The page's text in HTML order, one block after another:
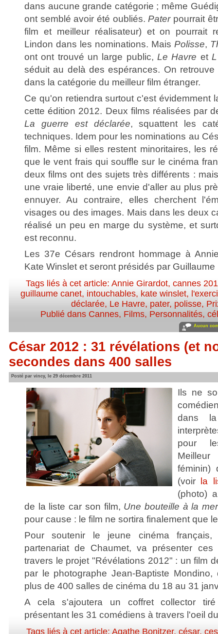
dans aucune grande catégorie ; même
ont semblé avoir été oubliés.Paterpourrait
film et meilleur réalisateur) et on pourrait
Lindon dans les nominations. Mais Polisse,
ont ont trouvé un large public, Le Havre et
séduit au delà des espérances. On
dans la catégorie du meilleur film étranger.
Ce qu'on retiendra surtout c'est évidemment
cette édition 2012. Deux films réalisées par
La guerre est déclarée, squattent les
techniques. Idem pour les nominations au
film. Même si elles restent minoritaires, les
que le vent frais qui souffle sur le cinéma
deux films ont des sujets très différents :
une vraie liberté, une envie d'aller au plus
ennuyer. Au contraire, elles cherchent
visages ou des images. Mais dans les deux
réalisé un peu en marge du système, et
est reconnu.
Les 37e Césars rendront hommage à
Kate Winslet et seront présidés par Guillaume
Tags liés à cet article: Annie Girardot, cannes
guillaume canet, intouchables, kate winslet,
déclarée, Le Havre, pater, polisse,
Publié dans Cannes, Films, Personnalités,
Aucun
César 2012 : 31 révélations (et
secondes dans 400 salles
Posté par vincy, le 29 décembre 2011
Ils ne
dans
pour
féminin)
(voir la
(photo)
de la liste car son film, Une bouteille à la mer
pour cause : le film ne sortira finalement que
Pour soutenir le jeune cinéma
partenariat de Chaumet, va présenter
travers le projet "Révélations 2012" : un film
par le photographe Jean-Baptiste
plus de 400 salles de cinéma du 18 au 31
A cela s'ajoutera un coffret collector
présentant les 31 comédiens à travers l'oeil
Tags liés à cet article:Agathe Bonitzer,césar,